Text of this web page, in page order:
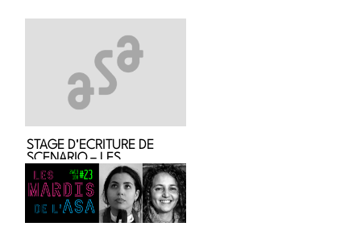
STAGE D'ECRITURE DE
SCENARIO – LES
PERSONNAGES ET LE
DIALOGUE